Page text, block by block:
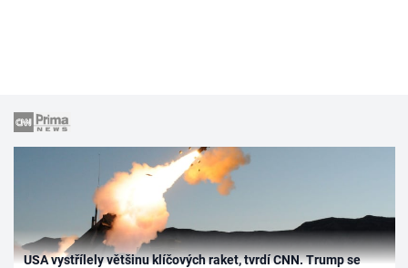
USA vystřílely většinu klíčových raket, tvrdí CNN. Trump se